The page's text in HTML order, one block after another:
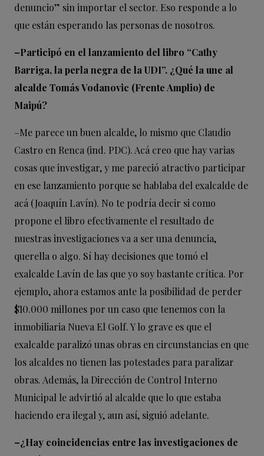
denuncio” sin importar el sector. Eso responde a lo
que están esperando las personas de nosotros.
–Participó en el lanzamiento del libro “Cathy
Barriga, la perla negra de la UDI”. ¿Qué la une al
alcalde Tomás Vodanovic (Frente Amplio) de
Maipú?
–Me parece un buen alcalde, lo mismo que Claudio
Castro en Renca (ind. PDC). Acá creo que hay varias
cosas que investigar, y me pareció atractivo participar
en ese lanzamiento porque se hablaba del exalcalde de
acá (Joaquín Lavín). No te podría decir si como
propone el libro efectivamente el resultado de
nuestras investigaciones va a ser una denuncia,
querella o algo. Sí hay decisiones que tomó el
exalcalde Lavín de las que yo soy bastante crítica. Por
ejemplo, ahora estamos ante la posibilidad de perder
$10.000 millones por un caso que tenemos con la
inmobiliaria Nueva El Golf. Y lo grave es que el
exalcalde paralizó unas obras en circunstancias en que
los alcaldes no tienen las potestades para paralizar
obras. Además, la Dirección de Control Interno
Municipal le advirtió al alcalde que lo que estaba
haciendo era ilegal y, aun así, siguió adelante.
–¿Hay coincidencias entre las investigaciones de